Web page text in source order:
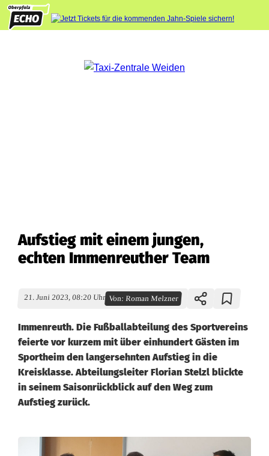
Aufstieg mit einem jungen,
echten Immenreuther Team
21. Juni 2023, 08:20 Uhr Von:Roman Melzner
Immenreuth. Die Fußballabteilung des Sportvereins
feierte vor kurzem mit über einhundert Gästen im
Sportheim den langersehnten Aufstieg in die
Kreisklasse. Abteilungsleiter Florian Stelzl blickte
in seinem Saisonrückblick auf den Weg zum
Aufstieg zurück.